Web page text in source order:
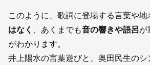
このように、歌詞に登場する言葉や地
はなく
、あくまでも音の響きや語呂が
がわかります。
井上陽水の言葉遊びと、奥田民生のシ